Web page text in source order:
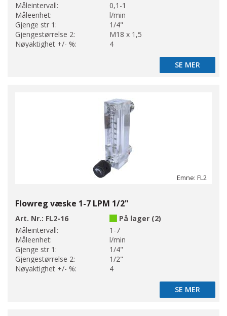
Måleintervall:
0,1-1
Måleenhet:
l/min
Gjenge str 1:
1/4"
Gjengestørrelse 2:
M18 x 1,5
Nøyaktighet +/- %:
4
SE MER
SE MER
Emne: FL2
Flowreg væske 1-7 LPM 1/2"
Art. Nr.: FL2-16
På lager (2)
Måleintervall:
1-7
Måleenhet:
l/min
Gjenge str 1:
1/4"
Gjengestørrelse 2:
1/2"
Nøyaktighet +/- %:
4
SE MER
SE MER